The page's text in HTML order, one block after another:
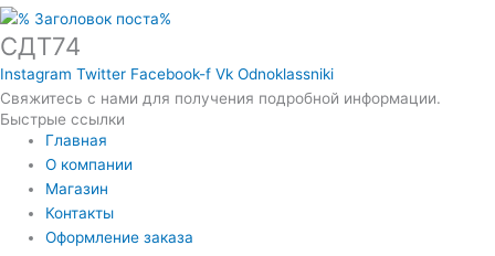
СДТ74
Instagram Twitter Facebook-f Vk Odnoklassniki
Свяжитесь с нами для получения подробной информации.
Быстрые ссылки
Главная
О компании
Магазин
Контакты
Оформление заказа